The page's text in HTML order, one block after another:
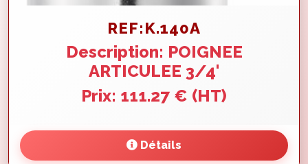
REF:K.140A
Description: POIGNEE
ARTICULEE 3/4'
Prix: 111.27 € (HT)
Détails